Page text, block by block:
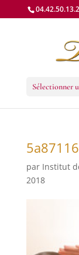
Sélectionner
par Institut
2018